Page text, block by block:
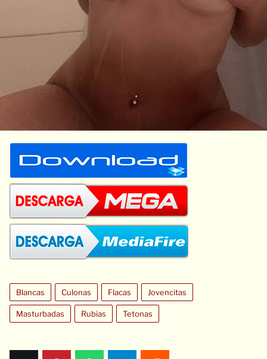
Blancas Culonas Flacas Jovencitas
Masturbadas Rubias Tetonas